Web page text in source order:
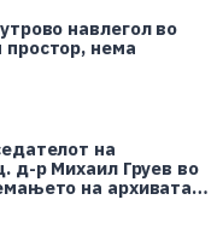
навлегол во
простор, нема
на
д-р Михаил Груев во
на архивата